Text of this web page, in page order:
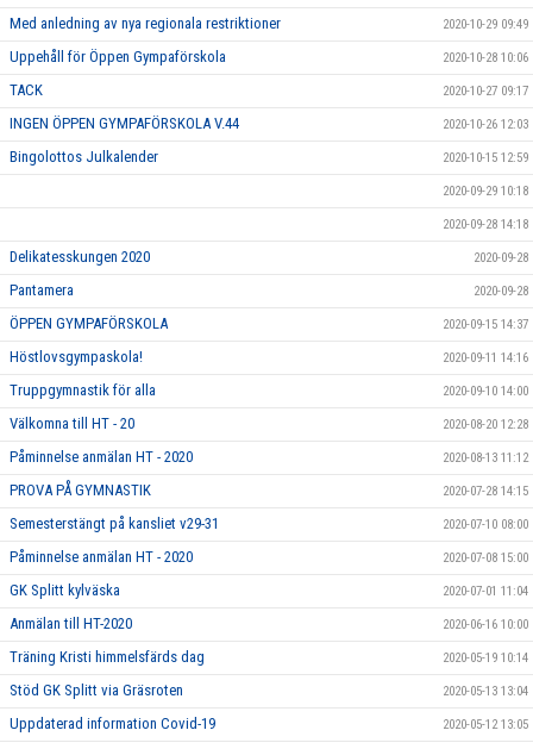
Med anledning av nya regionala restriktioner 2020-10-29 09:49
Uppehåll för Öppen Gympaförskola 2020-10-28 10:06
TACK 2020-10-27 09:17
INGEN ÖPPEN GYMPAFÖRSKOLA V.44 2020-10-26 12:03
Bingolottos Julkalender 2020-10-15 12:59
2020-09-29 10:18
2020-09-28 14:18
Delikatesskungen 2020 2020-09-28
Pantamera 2020-09-28
ÖPPEN GYMPAFÖRSKOLA 2020-09-15 14:37
Höstlovsgympaskola! 2020-09-11 14:16
Truppgymnastik för alla 2020-09-10 14:00
Välkomna till HT - 20 2020-08-20 12:28
Påminnelse anmälan HT - 2020 2020-08-13 11:12
PROVA PÅ GYMNASTIK 2020-07-28 14:15
Semesterstängt på kansliet v29-31 2020-07-10 08:00
Påminnelse anmälan HT - 2020 2020-07-08 15:00
GK Splitt kylväska 2020-07-01 11:04
Anmälan till HT-2020 2020-06-16 10:00
Träning Kristi himmelsfärds dag 2020-05-19 10:14
Stöd GK Splitt via Gräsroten 2020-05-13 13:04
Uppdaterad information Covid-19 2020-05-12 13:05